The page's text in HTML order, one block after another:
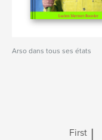
Arso dans tous ses états
First |